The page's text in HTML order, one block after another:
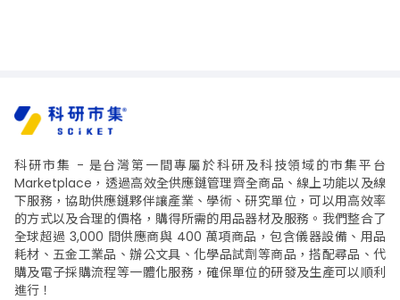
科研市集 - 是台灣第一間專屬於科研及科技領域的市集平台
Marketplace，透過高效全供應鏈管理齊全商品、線上功能以及線
下服務，協助供應鏈夥伴讓產業、學術、研究單位，可以用高效率
的方式以及合理的價格，購得所需的用品器材及服務。我們整合了
全球超過 3,000 間供應商與 400 萬項商品，包含儀器設備、用品
耗材、五金工業品、辦公文具、化學品試劑等商品，搭配尋品、代
購及電子採購流程等一體化服務，確保單位的研發及生產可以順利
進行！